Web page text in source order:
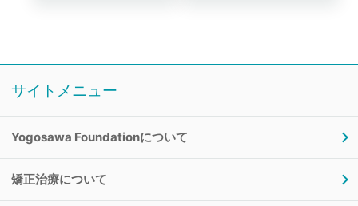
当サイトは、個人情報について、開示、訂正等につい
SSLを導入しております。
サイトメニュー
Yogosawa Foundationについて
矯正治療について